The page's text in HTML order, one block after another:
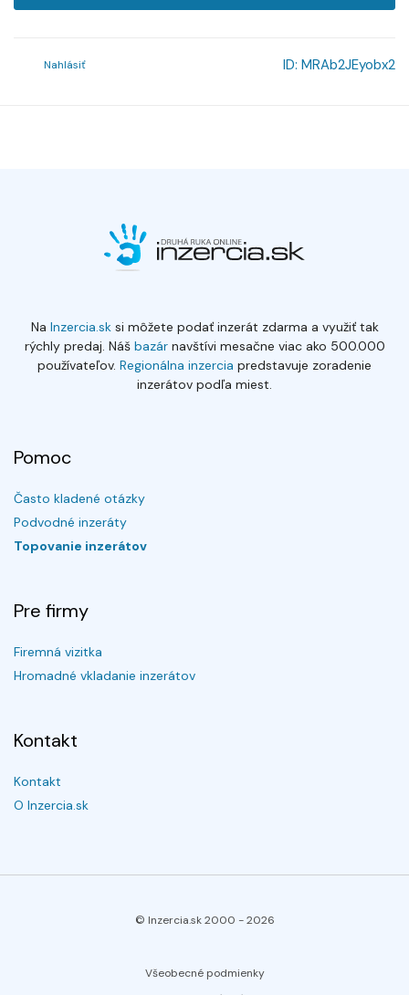
Nahlásiť ID: MRAb2JEyobx2
Na Inzercia.sksi môžete podať inzerát zdarma a využiť tak
rýchly predaj. Náš bazárnavštívi mesačne viac ako 500.000
používateľov. Regionálna inzercia predstavuje zoradenie
inzerátov podľa miest.
Pomoc
Často kladené otázky
Podvodné inzeráty
Topovanie inzerátov
Pre firmy
Firemná vizitka
Hromadné vkladanie inzerátov
Kontakt
Kontakt
O Inzercia.sk
© Inzercia.sk 2000 -2026
Všeobecné podmienky